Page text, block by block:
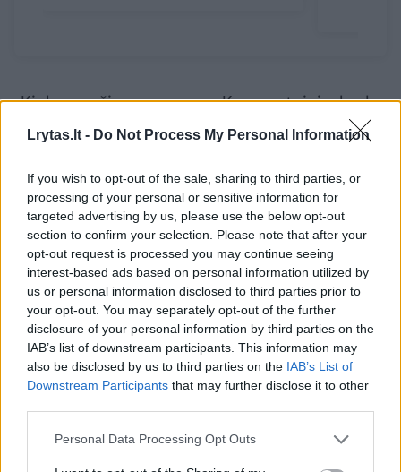
Lrytas.lt - Do Not Process My Personal Information
If you wish to opt-out of the sale, sharing to third parties, or
processing of your personal or sensitive information for
targeted advertising by us, please use the below opt-out
section to confirm your selection. Please note that after your
opt-out request is processed you may continue seeing
interest-based ads based on personal information utilized by
us or personal information disclosed to third parties prior to
your opt-out. You may separately opt-out of the further
disclosure of your personal information by third parties on the
IAB’s list of downstream participants. This information may
also be disclosed by us to third parties on the IAB’s List of
Downstream Participants that may further disclose it to other
Personal Data Processing Opt Outs
„Kiek man žinoma, ponas Kaunas teigia, kad
Generalinė prokuratūra atmetė mano
Generalinė prokuratūra man suteikė
pranešėjo statusą, o pranešimą perdavė
nagrinėti Specialiųjų tyrimų tarnybai (STT)“, –
nurodė A. Beinoras.
Pasak jo, STT ikiteisminio tyrimo nepradėjo,
nes galimai padaryta žala nesiekė
baudžiamajai atsakomybei taikomos ribos.
perdavė informaciją dėl nustatytų trūkumų